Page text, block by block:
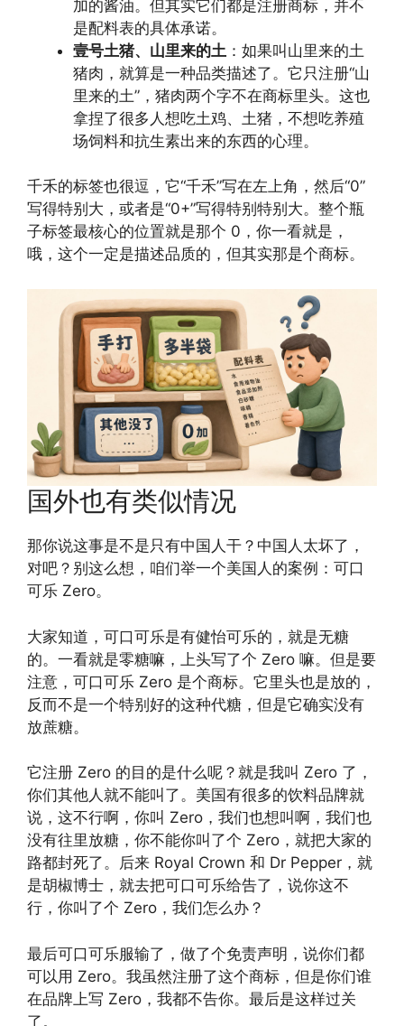
加的酱油。但其实它们都是注册商标，并不
是配料表的具体承诺。
壹号土猪、山里来的土 ：如果叫山里来的土
猪肉，就算是一种品类描述了。它只注册“山
里来的土”，猪肉两个字不在商标里头。这也
拿捏了很多人想吃土鸡、土猪，不想吃养殖
场饲料和抗生素出来的东西的心理。
千禾的标签也很逗，它“千禾”写在左上角，然后“0”
写得特别大，或者是“0+”写得特别特别大。整个瓶
子标签最核心的位置就是那个 0，你一看就是，
哦，这个一定是描述品质的，但其实那是个商标。
国外也有类似情况
那你说这事是不是只有中国人干？中国人太坏了，
对吧？别这么想，咱们举一个美国人的案例：可口
可乐 Zero。
大家知道，可口可乐是有健怡可乐的，就是无糖
的。一看就是零糖嘛，上头写了个 Zero 嘛。但是要
注意，可口可乐 Zero 是个商标。它里头也是放的，
反而不是一个特别好的这种代糖，但是它确实没有
放蔗糖。
它注册 Zero 的目的是什么呢？就是我叫 Zero 了，
你们其他人就不能叫了。美国有很多的饮料品牌就
说，这不行啊，你叫 Zero，我们也想叫啊，我们也
没有往里放糖，你不能你叫了个 Zero，就把大家的
路都封死了。后来 Royal Crown 和 Dr Pepper，就
是胡椒博士，就去把可口可乐给告了，说你这不
行，你叫了个 Zero，我们怎么办？
最后可口可乐服输了，做了个免责声明，说你们都
可以用 Zero。我虽然注册了这个商标，但是你们谁
在品牌上写 Zero，我都不告你。最后是这样过关
了。